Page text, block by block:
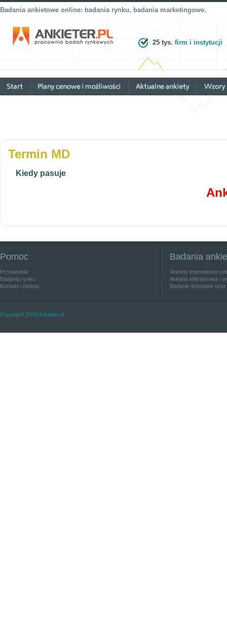
Badania ankietowe online: badania rynku, badania marketingowe.
25 tys. firm i instytucji
Termin MD
Kiedy pasuje
Pomoc
Przewodnik
Badania rynku
Kontakt i pomoc
Badania
Ankiety internetowe
Ankieta internetowa i
Badanie ilościowe
Copyright 2009 Ankieter.pl